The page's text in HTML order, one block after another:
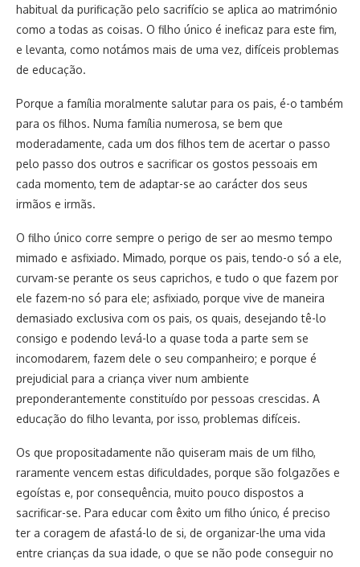
habitual da purificação pelo sacrifício se aplica ao matrimónio
como a todas as coisas. O filho único é ineficaz para este fim,
e levanta, como notámos mais de uma vez, difíceis problemas
de educação.
Porque a família moralmente salutar para os pais, é-o também
para os filhos. Numa família numerosa, se bem que
moderadamente, cada um dos filhos tem de acertar o passo
pelo passo dos outros e sacrificar os gostos pessoais em
cada momento, tem de adaptar-se ao carácter dos seus
irmãos e irmãs.
O filho único corre sempre o perigo de ser ao mesmo tempo
mimado e asfixiado. Mimado, porque os pais, tendo-o só a ele,
curvam-se perante os seus caprichos, e tudo o que fazem por
ele fazem-no só para ele; asfixiado, porque vive de maneira
demasiado exclusiva com os pais, os quais, desejando tê-lo
consigo e podendo levá-lo a quase toda a parte sem se
incomodarem, fazem dele o seu companheiro; e porque é
prejudicial para a criança viver num ambiente
preponderantemente constituído por pessoas crescidas. A
educação do filho levanta, por isso, problemas difíceis.
Os que propositadamente não quiseram mais de um filho,
raramente vencem estas dificuldades, porque são folgazões e
egoístas e, por consequência, muito pouco dispostos a
sacrificar-se. Para educar com êxito um filho único, é preciso
ter a coragem de afastá-lo de si, de organizar-lhe uma vida
entre crianças da sua idade, o que se não pode conseguir no